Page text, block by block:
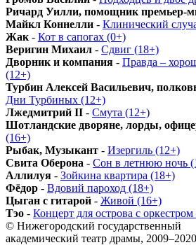
Ричард Уилли, помощник премьер-
Майкл Коннелли - Клинический
Жак - Кот в сапогах (0+)
Веригин Михаил - Сдвиг (18+)
Дворник и компания - Правда –
(12+)
Турбин Алексей Васильевич,
Дни Турбиных (12+)
Лжедмитрий II - Смута (12+)
Шотландские дворяне, лорды,
(16+)
Рыбак, Музыкант - Изергиль (12+)
Свита Оберона - Сон в летнюю ночь
Аллилуя - Зойкина квартира (18+)
Фёдор - Вдовий пароход (18+)
Цыган с гитарой - Живой (16+)
Тэо - Концерт для острова с
© Нижегородский государственный
академический театр драмы, 2009–2020